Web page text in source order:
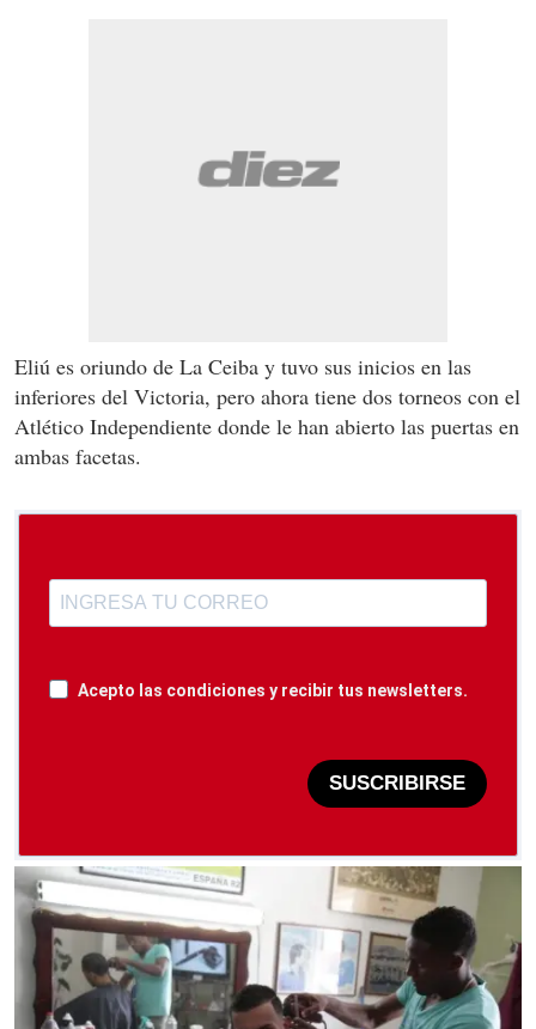
Eliú es oriundo de La Ceiba y tuvo sus inicios en las
inferiores del Victoria, pero ahora tiene dos torneos con el
Atlético Independiente donde le han abierto las puertas en
ambas facetas.
Acepto las condiciones y recibir tus newsletters.
SUSCRIBIRSE